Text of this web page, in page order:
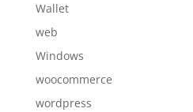
Wallet
web
Windows
woocommerce
wordpress